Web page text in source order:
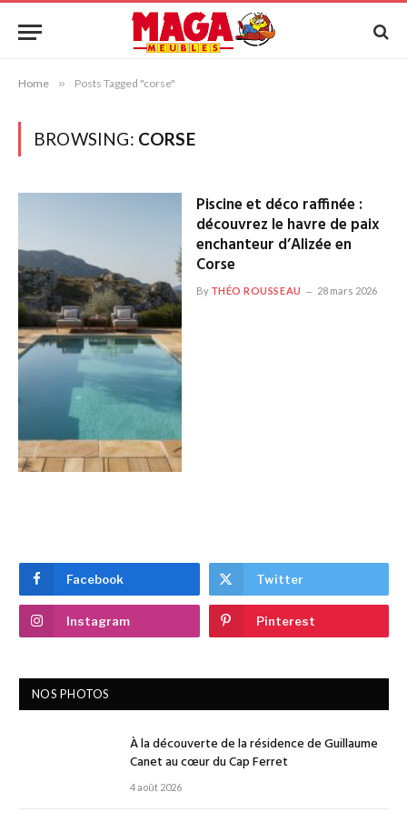
Home » Posts Tagged "corse"
BROWSING: CORSE
Piscine et déco raffinée :
découvrez le havre de paix
enchanteur d’Alizée en
Corse
By THÉO ROUSSEAU 28 mars 2026
Facebook Twitter
Instagram Pinterest
NOS PHOTOS
À la découverte de la résidence de Guillaume
Canet au cœur du Cap Ferret
4 août 2026